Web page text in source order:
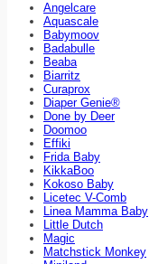
Angelcare
Aquascale
Babymoov
Badabulle
Beaba
Biarritz
Curaprox
Diaper Genie®
Done by Deer
Doomoo
Effiki
Frida Baby
KikkaBoo
Kokoso Baby
Licetec V-Comb
Linea Mamma Baby
Little Dutch
Magic
Matchstick Monkey